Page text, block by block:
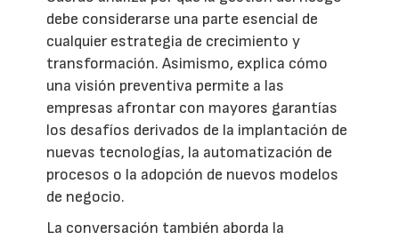
debe considerarse una parte esencial de
cualquier estrategia de crecimiento y
transformación. Asimismo, explica cómo
una visión preventiva permite a las
empresas afrontar con mayores garantías
los desafíos derivados de la implantación de
nuevas tecnologías, la automatización de
procesos o la adopción de nuevos modelos
de negocio.
La conversación también aborda la